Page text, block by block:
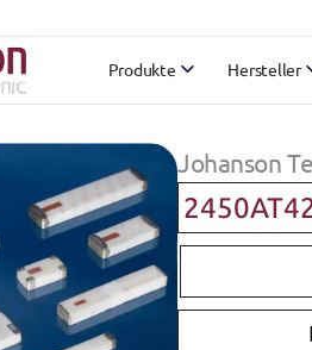
Johanson
Produkte Hersteller